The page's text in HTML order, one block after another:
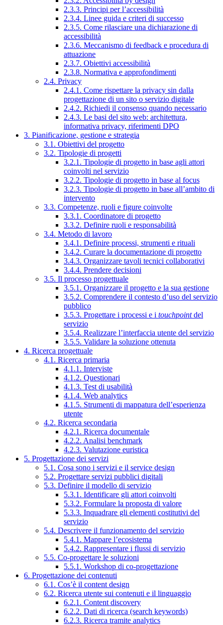
2.3.3. Principi per l’accessibilità
2.3.4. Linee guida e criteri di successo
2.3.5. Come rilasciare una dichiarazione di
accessibilità
2.3.6. Meccanismo di feedback e procedura di
attuazione
2.3.7. Obiettivi accessibilità
2.3.8. Normativa e approfondimenti
2.4. Privacy
2.4.1. Come rispettare la privacy sin dalla
progettazione di un sito o servizio digitale
2.4.2. Richiedi il consenso quando necessario
2.4.3. Le basi del sito web: architettura,
informativa privacy, riferimenti DPO
3. Pianificazione, gestione e strategia
3.1. Obiettivi del progetto
3.2. Tipologie di progetti
3.2.1. Tipologie di progetto in base agli attori
coinvolti nel servizio
3.2.2. Tipologie di progetto in base al focus
3.2.3. Tipologie di progetto in base all’ambito di
intervento
3.3. Competenze, ruoli e figure coinvolte
3.3.1. Coordinatore di progetto
3.3.2. Definire ruoli e responsabilità
3.4. Metodo di lavoro
3.4.1. Definire processi, strumenti e rituali
3.4.2. Curare la documentazione di progetto
3.4.3. Organizzare tavoli tecnici collaborativi
3.4.4. Prendere decisioni
3.5. Il processo progettuale
3.5.1. Organizzare il progetto e la sua gestione
3.5.2. Comprendere il contesto d’uso del servizio
pubblico
3.5.3. Progettare i processi e i touchpointdel
servizio
3.5.4. Realizzare l’interfaccia utente del servizio
3.5.5. Validare la soluzione ottenuta
4. Ricerca progettuale
4.1. Ricerca primaria
4.1.1. Interviste
4.1.2. Questionari
4.1.3. Test di usabilità
4.1.4. Web analytics
4.1.5. Strumenti di mappatura dell’esperienza
utente
4.2. Ricerca secondaria
4.2.1. Ricerca documentale
4.2.2. Analisi benchmark
4.2.3. Valutazione euristica
5. Progettazione dei servizi
5.1. Cosa sono i servizi e il service design
5.2. Progettare servizi pubblici digitali
5.3. Definire il modello di servizio
5.3.1. Identificare gli attori coinvolti
5.3.2. Formulare la proposta di valore
5.3.3. Inquadrare gli elementi costitutivi del
servizio
5.4. Descrivere il funzionamento del servizio
5.4.1. Mappare l’ecosistema
5.4.2. Rappresentare i flussi di servizio
5.5. Co-progettare le soluzioni
5.5.1. Workshop di co-progettazione
6. Progettazione dei contenuti
6.1. Cos’è il content design
6.2. Ricerca utente sui contenuti e il linguaggio
6.2.1. Content discovery
6.2.2. Dati di ricerca (search keywords)
6.2.3. Ricerca tramite analytics